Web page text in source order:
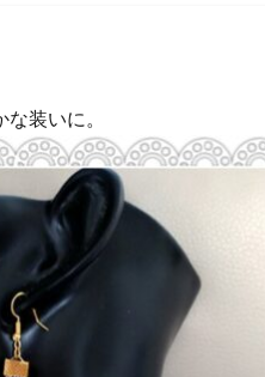
装いに。